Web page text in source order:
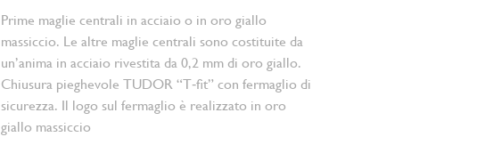
Prime maglie centrali in acciaio o in oro giallo
massiccio. Le altre maglie centrali sono costituite da
un’anima in acciaio rivestita da 0,2 mm di oro giallo.
Chiusura pieghevole TUDOR “T‑fit” con fermaglio di
sicurezza. Il logo sul fermaglio è realizzato in oro
giallo massiccio